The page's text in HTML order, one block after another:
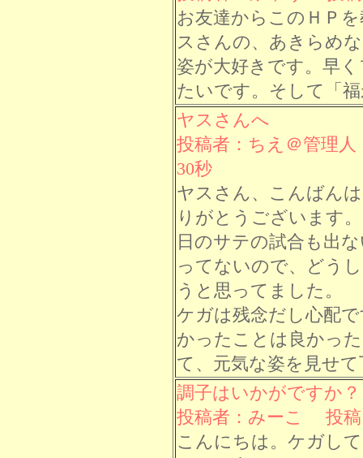
お友達からこのＨＰ
スさんの、あきらめ
姿が大好きです。早
たいです。そして「
ヤスさんへ
投稿者：ちえ＠管理
30秒
ヤスさん、こんばん
りがとうございます
日のサテの試合も出
ってないので、どう
うと思ってました。
ケガは残念だし心配
かったことは良かっ
て、元気な姿を見せ
調子はいかがですか？
投稿者：みーこ 投稿
こんにちは。ケガし